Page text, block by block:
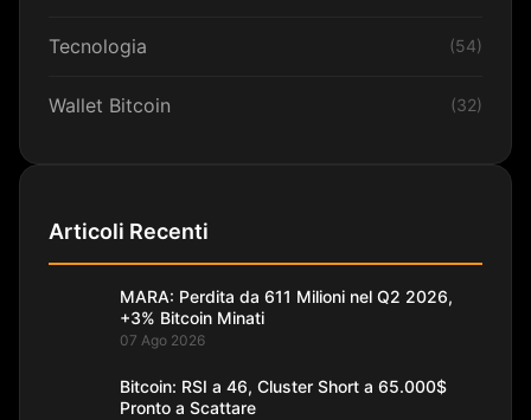
Tecnologia (54)
Wallet Bitcoin (32)
Articoli Recenti
MARA: Perdita da 611 Milioni nel Q2 2026,
+3% Bitcoin Minati
07 Ago 2026
Bitcoin: RSI a 46, Cluster Short a 65.000$
Pronto a Scattare